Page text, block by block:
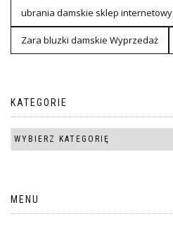
ubrania damskie sklep internetowy
Zara bluzki damskie Wyprzedaż
KATEGORIE
MENU